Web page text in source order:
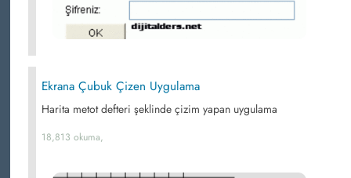
Ekrana Çubuk Çizen Uygulama
Harita metot defteri şeklinde çizim yapan uygulama
18,813 okuma,